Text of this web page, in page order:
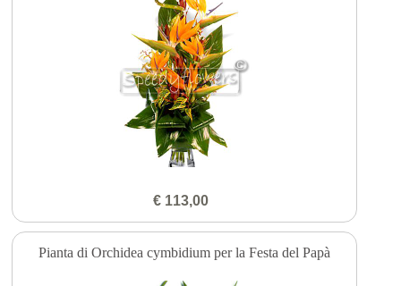
€ 113,00
Pianta di Orchidea cymbidium per la Festa del Papà